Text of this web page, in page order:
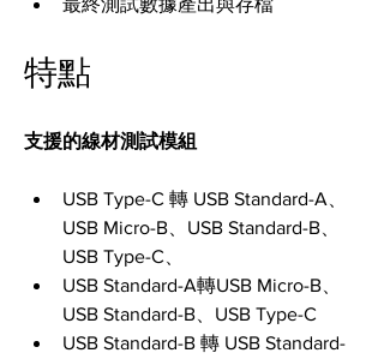
特點
支援的線材測試模組
USB Type-C 轉 USB Standard-A、
USB Micro-B、USB Standard-B、
USB Type-C、
USB Standard-A轉USB Micro-B、
USB Standard-B、USB Type-C
USB Standard-B 轉 USB Standard-